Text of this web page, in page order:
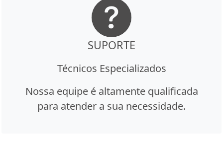
SUPORTE
Técnicos Especializados
Nossa equipe é altamente qualificada
para atender a sua necessidade.